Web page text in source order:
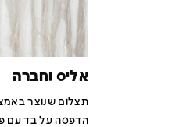
אליס וחברה
תצלום שנוצר
הדפסה על בד עם